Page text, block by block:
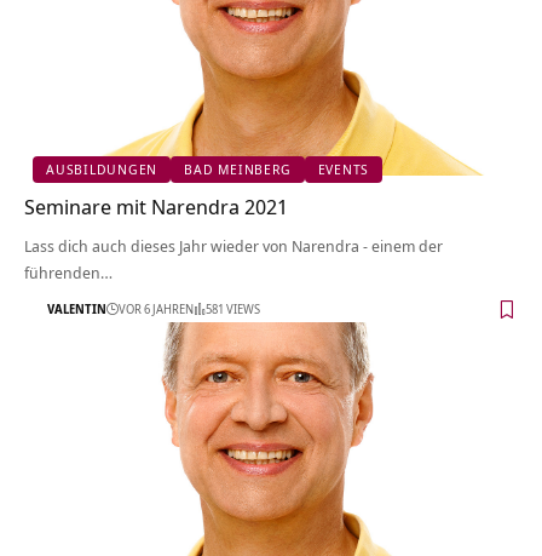
AUSBILDUNGEN BAD MEINBERG EVENTS
Seminare mit Narendra 2021
Lass dich auch dieses Jahr wieder von Narendra - einem der
führenden…
VALENTIN VOR 6 JAHREN 581 VIEWS